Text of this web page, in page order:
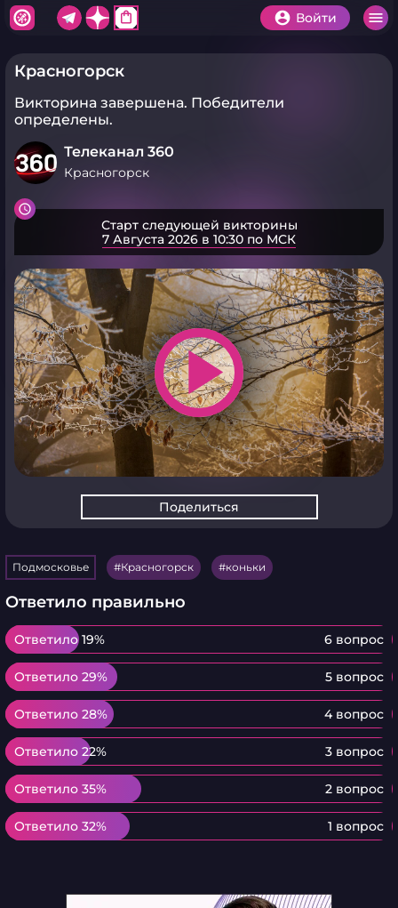
shopping_bag Войти
Красногорск
Викторина завершена. Победители
определены.
Телеканал 360
Красногорск
Старт следующей викторины
7 Августа 2026 в 10:30 по МСК
play_arrow
Поделиться
Подмосковье Красногорск коньки
Ответило правильно
Ответило 19% 6 вопрос
Ответило 19%
Ответило 29% 5 вопрос
Ответило 29%
Ответило 28% 4 вопрос
Ответило 28%
Ответило 22% 3 вопрос
Ответило 22%
Ответило 35% 2 вопрос
Ответило 35%
Ответило 32% 1 вопрос
Ответило 32%